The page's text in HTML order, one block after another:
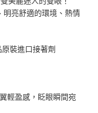
明亮舒適的環境、熱情
裝進口接著劑
輕盈感，眨眼瞬間宛